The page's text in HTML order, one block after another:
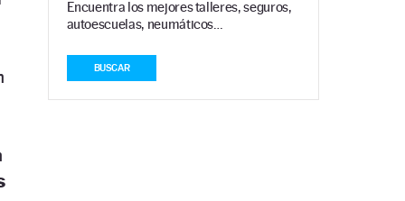
Encuentra los mejores talleres, seguros,
autoescuelas, neumáticos…
BUSCAR